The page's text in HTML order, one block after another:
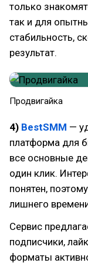
только
так и для
стабильность,
результат.
Продвигайка
4) BestSMM —
платформа для
все основные
один клик.
понятен,
лишнего
Сервис
подписчики,
форматы